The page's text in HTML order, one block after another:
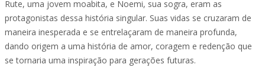
Rute, uma jovem moabita, e Noemi, sua sogra, eram as
protagonistas dessa história singular. Suas vidas se cruzaram de
maneira inesperada e se entrelaçaram de maneira profunda,
dando origem a uma história de amor, coragem e redenção que
se tornaria uma inspiração para gerações futuras.